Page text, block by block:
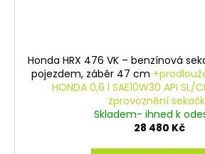
Honda HRX 476 VK – benzínová
pojezdem, záběr 47 cm
HONDA 0,6 l SAE10W30 API SL/
zprovoznění
Skladem- ihned k
28 480 Kč